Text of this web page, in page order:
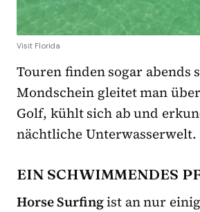
Visit Florida
Touren finden sogar abends
Mondschein gleitet man
Golf, kühlt sich ab und
nächtliche Unterwasserwelt.
EIN SCHWIMMENDES
Horse Surfingist an nur